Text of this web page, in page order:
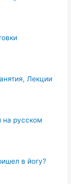
Лекции
на русском
в йогу?